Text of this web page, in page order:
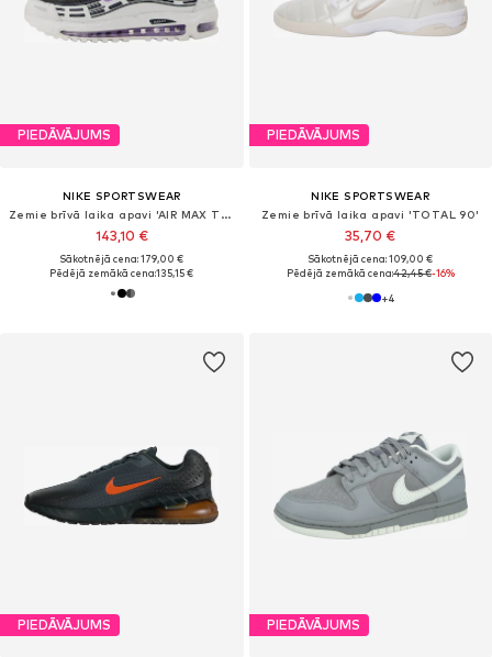
PIEDĀVĀJUMS
NIKE SPORTSWEAR
Zemie brīvā laika apavi 'AIR MAX TL 2.5'
143,10 €
Sākotnējā cena: 179,00 €
Pēdējā zemākā cena:135,15 €
PIEDĀVĀJUMS
NIKE SPORTSWEAR
Zemie brīvā laika apavi 'TOTAL 90'
35,70 €
Sākotnējā cena: 109,00 €
Pēdējā zemākā cena:42,45 €-16%
+4
PIEDĀVĀJUMS PIEDĀVĀJUMS